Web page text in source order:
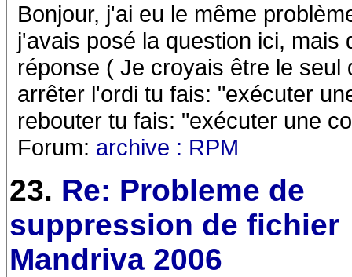
Bonjour, j'ai eu le même
j'avais posé la question ici,
réponse ( Je croyais être le
arrêter l'ordi tu fais: "exécuter
rebouter tu fais: "exécuter une
Forum: archive : RPM
23. Re: Probleme de
suppression de fichier
Mandriva 2006